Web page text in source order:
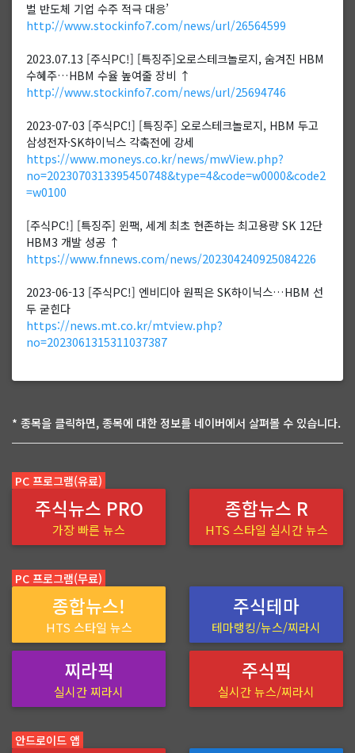
벌 반도체 기업 수주 적극 대응’
http://www.stockinfo7.com/news/url/26564599
2023.07.13 [주식PC!] [특징주]오로스테크놀로지, 숨겨진 HBM
수혜주…HBM 수율 높여줄 장비 ↑
http://www.stockinfo7.com/news/url/25694746
2023-07-03 [주식PC!] [특징주] 오로스테크놀로지, HBM 두고
삼성전자·SK하이닉스 각축전에 강세
https://www.moneys.co.kr/news/mwView.php?
no=2023070313395450748&type=4&code=w0000&code2
=w0100
[주식PC!] [특징주] 윈팩, 세계 최초 현존하는 최고용량 SK 12단
HBM3 개발 성공 ↑
https://www.fnnews.com/news/202304240925084226
2023-06-13 [주식PC!] 엔비디아 원픽은 SK하이닉스…HBM 선
두 굳힌다
https://news.mt.co.kr/mtview.php?
no=2023061315311037387
* 종목을 클릭하면, 종목에 대한 정보를 네이버에서 살펴볼 수 있습니다.
PC 프로그램(유료)
주식뉴스 PRO
가장 빠른 뉴스
종합뉴스 R
HTS 스타일 실시간 뉴스
PC 프로그램(무료)
종합뉴스!
HTS 스타일 뉴스
주식테마
테마랭킹/뉴스/찌라시
찌라픽
실시간 찌라시
주식픽
실시간 뉴스/찌라시
안드로이드 앱